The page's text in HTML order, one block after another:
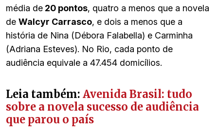
média de 20 pontos, quatro a menos que a novela
de Walcyr Carrasco, e dois a menos que a
história de Nina (Débora Falabella) e Carminha
(Adriana Esteves). No Rio, cada ponto de
audiência equivale a 47.454 domicílios.
Leia também: Avenida Brasil: tudo
sobre a novela sucesso de audiência
que parou o país